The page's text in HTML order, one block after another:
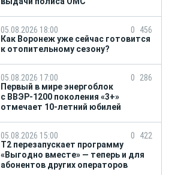
05.08.2026 18:00 0
456
Как Воронеж уже сейчас готовится
к отопительному сезону?
05.08.2026 17:00 0
286
Первый в мире энергоблок
с ВВЭР-1200 поколения «3+»
отмечает 10-летний юбилей
05.08.2026 15:00 0
422
Т2 перезапускает программу
«Выгодно вместе» — теперь и для
абонентов других операторов